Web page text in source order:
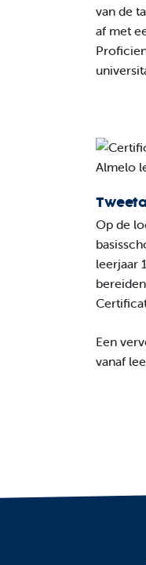
van de
af met
Op de
leerjaar
Een
vanaf